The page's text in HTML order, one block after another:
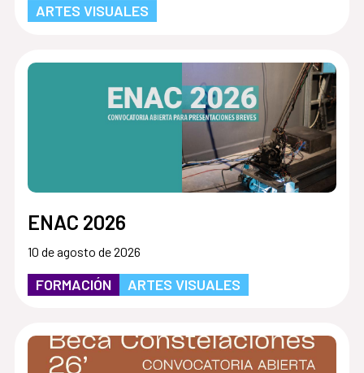
ARTES VISUALES
ENAC 2026
10 de agosto de 2026
FORMACIÓN ARTES VISUALES